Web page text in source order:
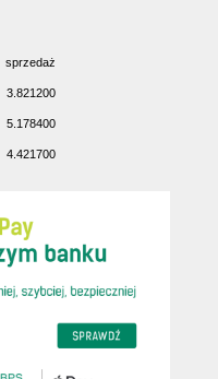
sprzedaż
3.821200
5.178400
4.421700